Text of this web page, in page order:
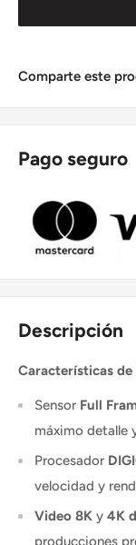
Comparte este
Pago seguro
Descripción
Características de
Sensor Full
máximo detalle
Procesador
velocidad y
Video 8K y 4K
producciones